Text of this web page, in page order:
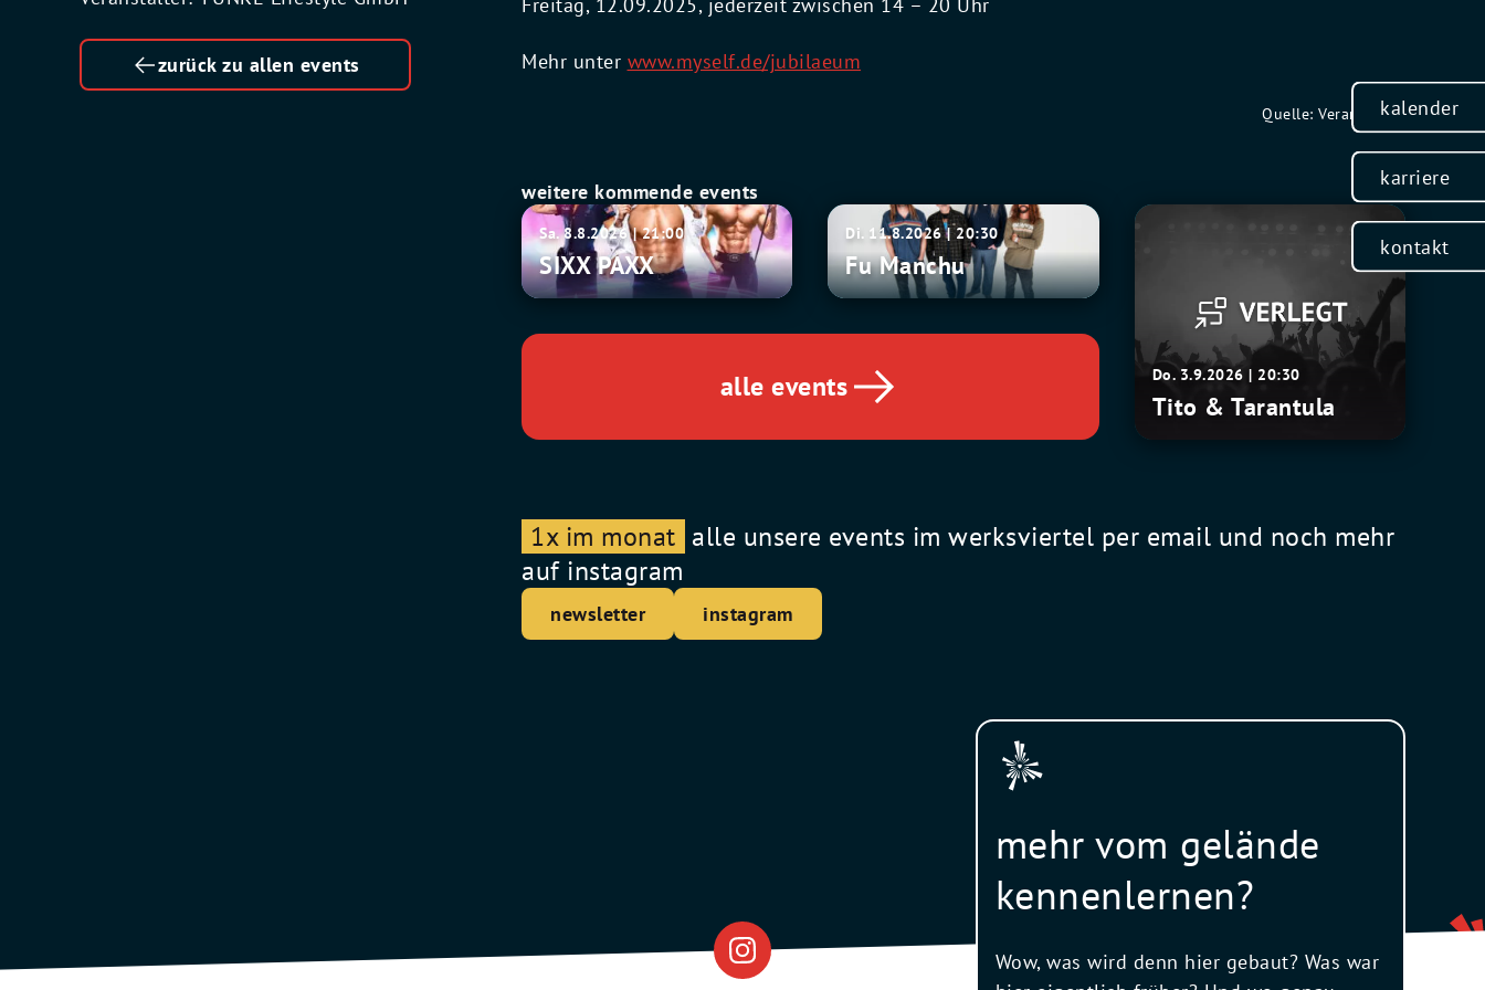
kalender
karriere
kontakt
Mehr unter www.myself.de/jubilaeum
Quelle: Veranstalter
weitere kommende events
SIXX
PAXX
Sa. 8.8.2026 | 21:00
SIXX PAXX
Fu
Manchu
Di. 11.8.2026 | 20:30
Fu Manchu
Tito
Do. 3.9.2026 | 20:30
Tito & Tarantula
alle events
1x im monat alle unsere events im werksviertel per email und noch mehr
auf instagram
newsletter instagram
zurück zu allen events
mehr vom gelände
kennenlernen?
Wow, was wird denn hier gebaut? Was war